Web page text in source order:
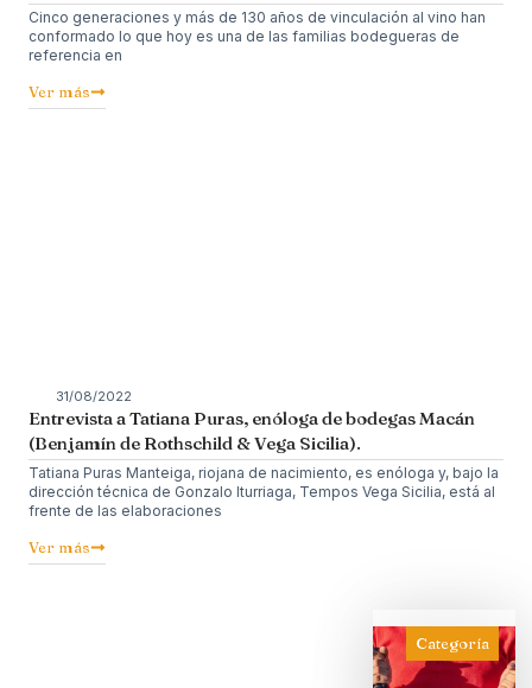
Cinco generaciones y más de 130 años de vinculación al vino han
conformado lo que hoy es una de las familias bodegueras de
referencia en
Ver más
31/08/2022
Entrevista a Tatiana Puras, enóloga de bodegas Macán
(Benjamín de Rothschild & Vega Sicilia).
Tatiana Puras Manteiga, riojana de nacimiento, es enóloga y, bajo la
dirección técnica de Gonzalo Iturriaga, Tempos Vega Sicilia, está al
frente de las elaboraciones
Ver más
Categoría